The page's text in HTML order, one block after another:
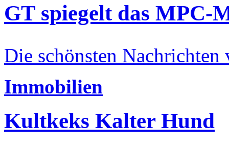
GT spiegelt das MPC-
Die schönsten Nachrichten
Immobilien
Kultkeks Kalter Hund